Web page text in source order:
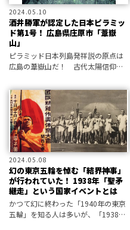
2024.05.10
酒井勝軍が認定した日本ピラミッ
ド第1号！ 広島県庄原市「葦嶽
山」
ピラミッド日本列島発祥説の原点は
広島の葦嶽山だ！ 古代太陽信仰の
2024.05.08
幻の東京五輪を悼む「結界神事」
が行われていた！ 1938年「聖矛
継走」という国家イベントとは
かつて幻に終わった「1940年の東京
五輪」を知る人は多いが、「1938年